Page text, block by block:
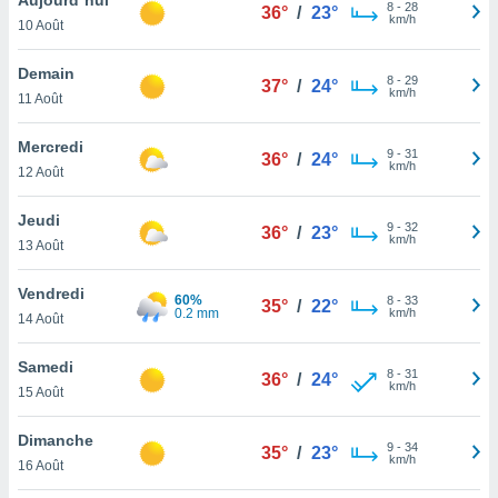
et
»,
au
vous
qu'ils
ou
le
ainsi
un
la
du
10 Août
36° / 23° 8- 28
km/h
Demain
11 Août
37° / 24° 8- 29
km/h
Mercredi
12 Août
36° / 24° 9- 31
km/h
Jeudi
13 Août
36° / 23° 9- 32
km/h
Vendredi
14 Août
60%
0.2 mm
35° / 22° 8- 33
km/h
Samedi
15 Août
36° / 24° 8- 31
km/h
Dimanche
16 Août
35° / 23° 9- 34
km/h